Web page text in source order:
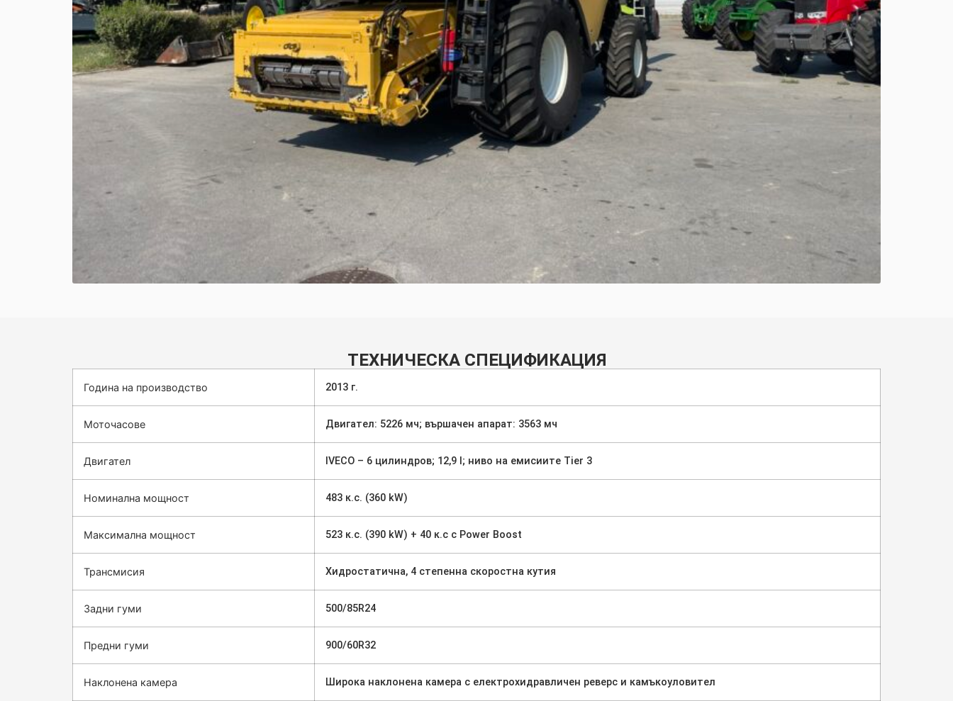
ТЕХНИЧЕСКА СПЕЦИФИКАЦИЯ
Година на производство 2013 г.
Моточасове Двигател: 5226 мч; вършачен апарат: 3563 мч
Двигател IVECO – 6 цилиндров; 12,9 l; ниво на емисиите Tier 3
Номинална мощност 483 к.с. (360 kW)
Максимална мощност 523 к.с. (390 kW) + 40 к.с с Power Boost
Трансмисия Хидростатична, 4 степенна скоростна кутия
Задни гуми 500/85R24
Предни гуми 900/60R32
Наклонена камера Широка наклонена камера с електрохидравличен реверс и камъкоуловител